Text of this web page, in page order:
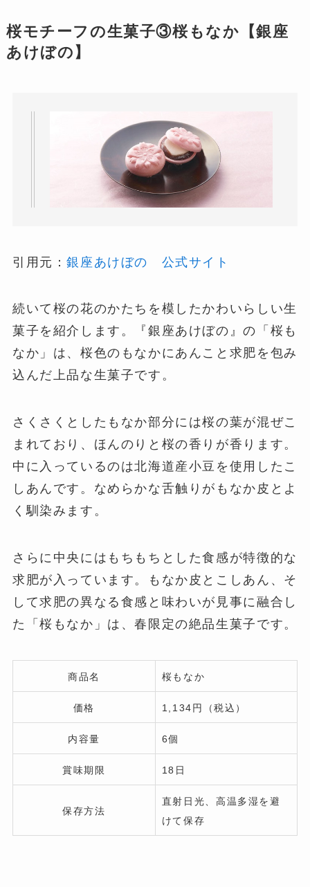
桜モチーフの生菓子③桜もなか【銀座
あけぼの】
引用元：銀座あけぼの 公式サイト
続いて桜の花のかたちを模したかわいらしい生
菓子を紹介します。『銀座あけぼの』の「桜も
なか」は、桜色のもなかにあんこと求肥を包み
込んだ上品な生菓子です。
さくさくとしたもなか部分には桜の葉が混ぜこ
まれており、ほんのりと桜の香りが香ります。
中に入っているのは北海道産小豆を使用したこ
しあんです。なめらかな舌触りがもなか皮とよ
く馴染みます。
さらに中央にはもちもちとした食感が特徴的な
求肥が入っています。もなか皮とこしあん、そ
して求肥の異なる食感と味わいが見事に融合し
た「桜もなか」は、春限定の絶品生菓子です。
商品名 桜もなか
価格 1,134円（税込）
内容量 6個
賞味期限 18日
保存方法
直射日光、高温多湿を避
けて保存